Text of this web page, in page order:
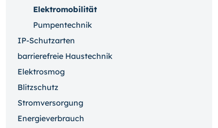
Elektromobilität
Pumpentechnik
IP-Schutzarten
barrierefreie Haustechnik
Elektrosmog
Blitzschutz
Stromversorgung
Energieverbrauch